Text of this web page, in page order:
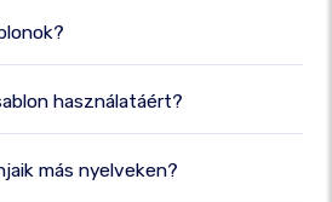
használatáért?
más nyelveken?